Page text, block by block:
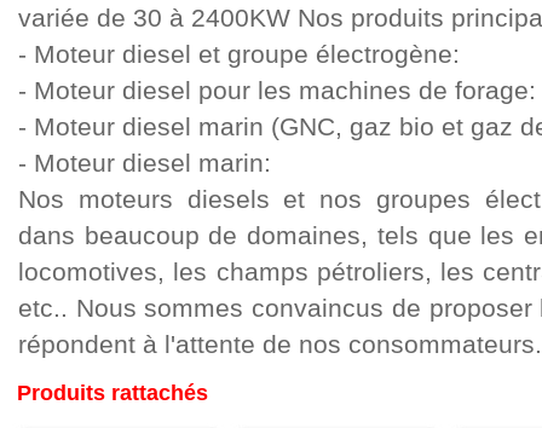
variée de 30 à 2400KW Nos produits
- Moteur diesel et groupe électrogène:
- Moteur diesel pour les machines de forage:
- Moteur diesel marin (GNC, gaz bio et gaz
- Moteur diesel marin:
Nos moteurs diesels et nos groupes
dans beaucoup de domaines, tels que les
locomotives, les champs pétroliers, les
etc.. Nous sommes convaincus de
répondent à l'attente de nos
Produits rattachés